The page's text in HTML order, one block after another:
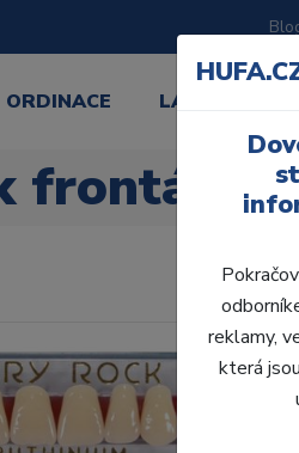
ORDINACE LABORATOŘ
frontální
reklamy,
která